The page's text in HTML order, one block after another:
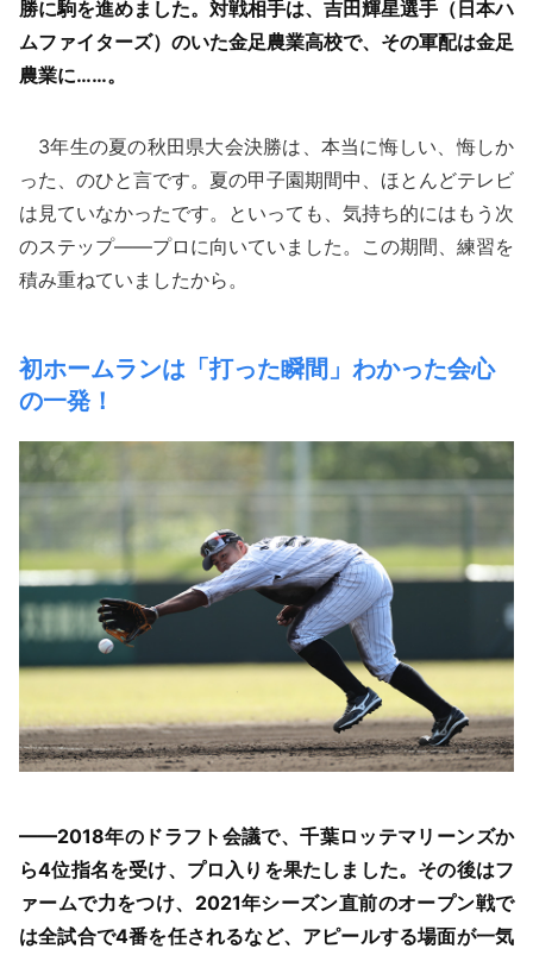
勝に駒を進めました。対戦相手は、吉田輝星選手（日本ハ
ムファイターズ）のいた金足農業高校で、その軍配は金足
農業に……。
3年生の夏の秋田県大会決勝は、本当に悔しい、悔しか
った、のひと言です。夏の甲子園期間中、ほとんどテレビ
は見ていなかったです。といっても、気持ち的にはもう次
のステップ――プロに向いていました。この期間、練習を
積み重ねていましたから。
初ホームランは「打った瞬間」わかった会心
の一発！
——2018年のドラフト会議で、千葉ロッテマリーンズか
ら4位指名を受け、プロ入りを果たしました。その後はフ
ァームで力をつけ、2021年シーズン直前のオープン戦で
は全試合で4番を任されるなど、アピールする場面が一気